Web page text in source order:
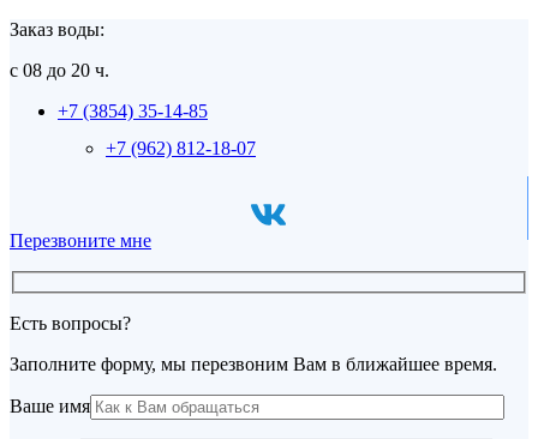
Заказ воды:
с 08 до 20 ч.
+7 (3854) 35-14-85
+7 (962) 812-18-07
Перезвоните мне
Есть вопросы?
Заполните форму, мы перезвоним Вам в ближайшее время.
Ваше имя